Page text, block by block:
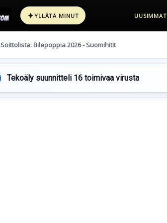
✦YLLÄTÄ MINUT UUSIMMAT
Soittolista: Bilepoppia 2026 - Suomihitit
Tekoäly suunnitteli 16 toimivaa virusta